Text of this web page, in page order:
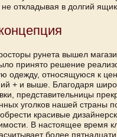
откладывая в долгий
рунета вышел
принято решение
одежду, относящуюся к
+ и выше. Благодаря
представительницы
уголков нашей страны
красивые
В настоящее время
более